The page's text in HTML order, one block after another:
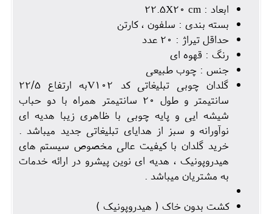
ابعاد : 22.5X20 cm
بسته بندی : سلفون ، کارتن
حداقل تیراژ : 20 عدد
رنگ : قهوه ای
جنس : چوب طبیعی
گلدان چوبی تبلیغاتی کد V102به ارتفاع 22/5
سانتیمتر و طول 20 سانتیمتر همراه با دو حباب
شیشه ایی و پایه چوبی با ظاهری زیبا هدیه ای
نوآورانه و سبز از هدایای تبلیغاتی جدید میباشد .
خرید گلدان با کیفیت عالی مخصوص سیستم های
هیدروپونیک ، هدیه ای نوین پیشرو در ارائه خدمات
به مشتریان میباشد .
کشت بدون خاک ( هیدروپونیک )